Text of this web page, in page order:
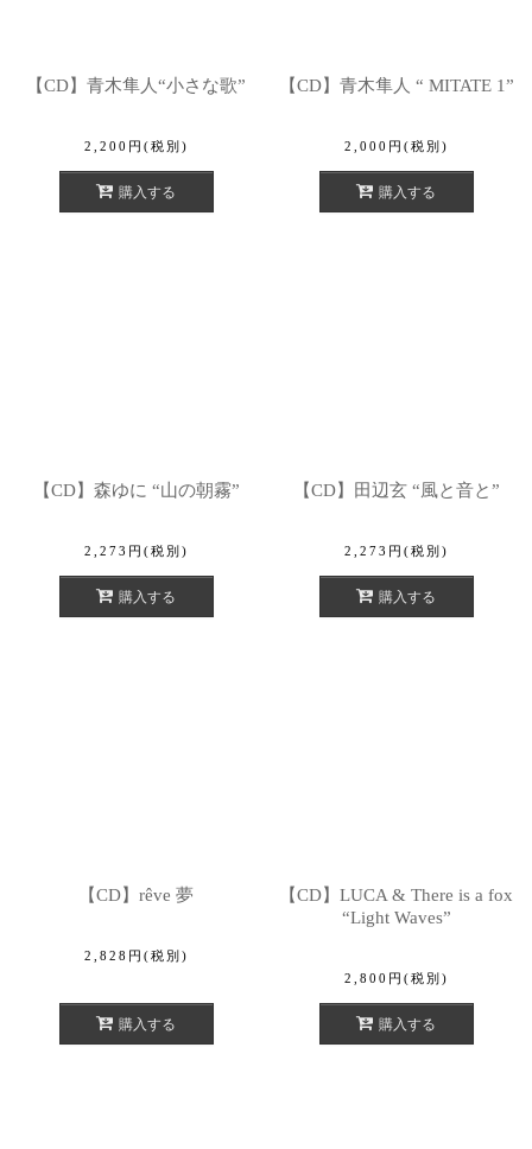
【CD】青木隼人“小さな歌”
2,200 円 (税別)
購入する
【CD】青木隼人 “ MITATE 1”
2,000 円 (税別)
購入する
【CD】森ゆに “山の朝霧”
2,273 円 (税別)
購入する
【CD】田辺玄 “風と音と”
2,273 円 (税別)
購入する
【CD】rêve 夢
2,828 円 (税別)
購入する
【CD】LUCA & There is a fox
“Light Waves”
2,800 円 (税別)
購入する